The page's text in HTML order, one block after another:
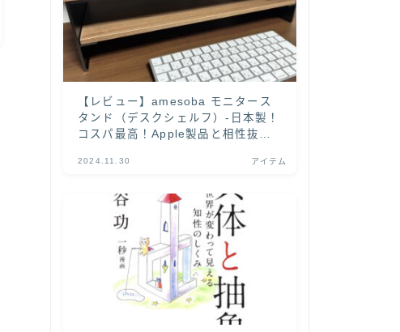
【レビュー】amesoba モニタース
タンド（デスクシェルフ）-日本製！
コスパ最高！Apple製品と相性抜群
2024.11.30 アイテム